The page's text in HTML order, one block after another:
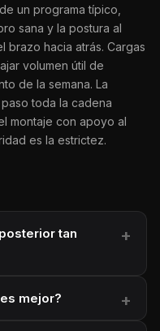
un programa típico,
sana y la postura al
brazo hacia atrás. Cargas
volumen útil de
de la semana. La
toda la cadena
montaje con apoyo al
es la estrictez.
tan
mejor?